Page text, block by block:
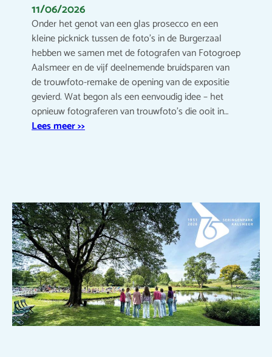
11/06/2026
Onder het genot van een glas prosecco en een
kleine picknick tussen de foto’s in de Burgerzaal
hebben we samen met de fotografen van Fotogroep
Aalsmeer en de vijf deelnemende bruidsparen van
de trouwfoto-remake de opening van de expositie
gevierd. Wat begon als een eenvoudig idee – het
opnieuw fotograferen van trouwfoto’s die ooit in…
Lees meer >>